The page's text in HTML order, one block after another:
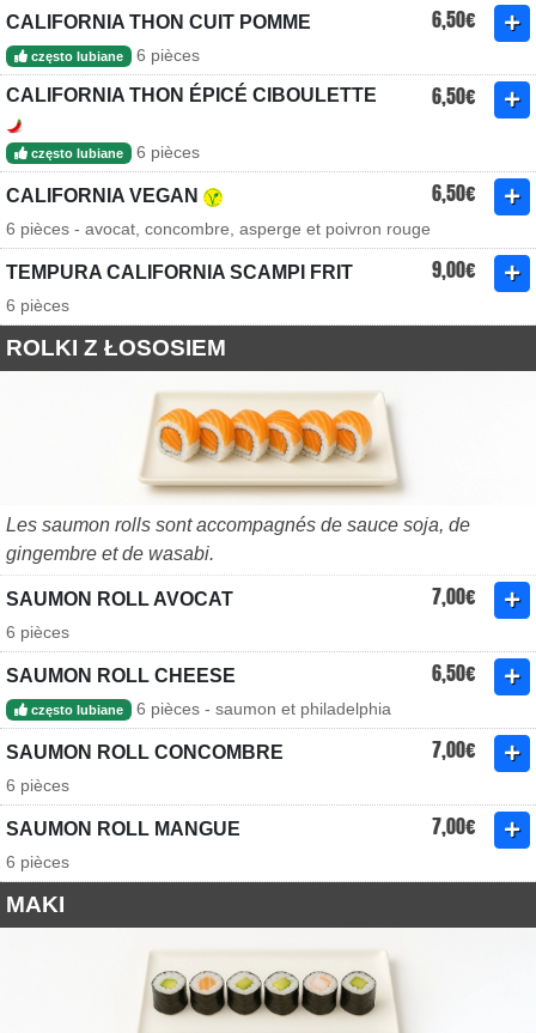
CALIFORNIA THON CUIT POMME 6,50€
często lubiane 6 pièces
CALIFORNIA THON ÉPICÉ CIBOULETTE 6,50€
często lubiane 6 pièces
CALIFORNIA VEGAN 6,50€
6 pièces - avocat, concombre, asperge et poivron rouge
TEMPURA CALIFORNIA SCAMPI FRIT 9,00€
6 pièces
ROLKI Z ŁOSOSIEM
Les saumon rolls sont accompagnés de sauce soja, de
gingembre et de wasabi.
SAUMON ROLL AVOCAT 7,00€
6 pièces
SAUMON ROLL CHEESE 6,50€
często lubiane 6 pièces - saumon et philadelphia
SAUMON ROLL CONCOMBRE 7,00€
6 pièces
SAUMON ROLL MANGUE 7,00€
6 pièces
MAKI